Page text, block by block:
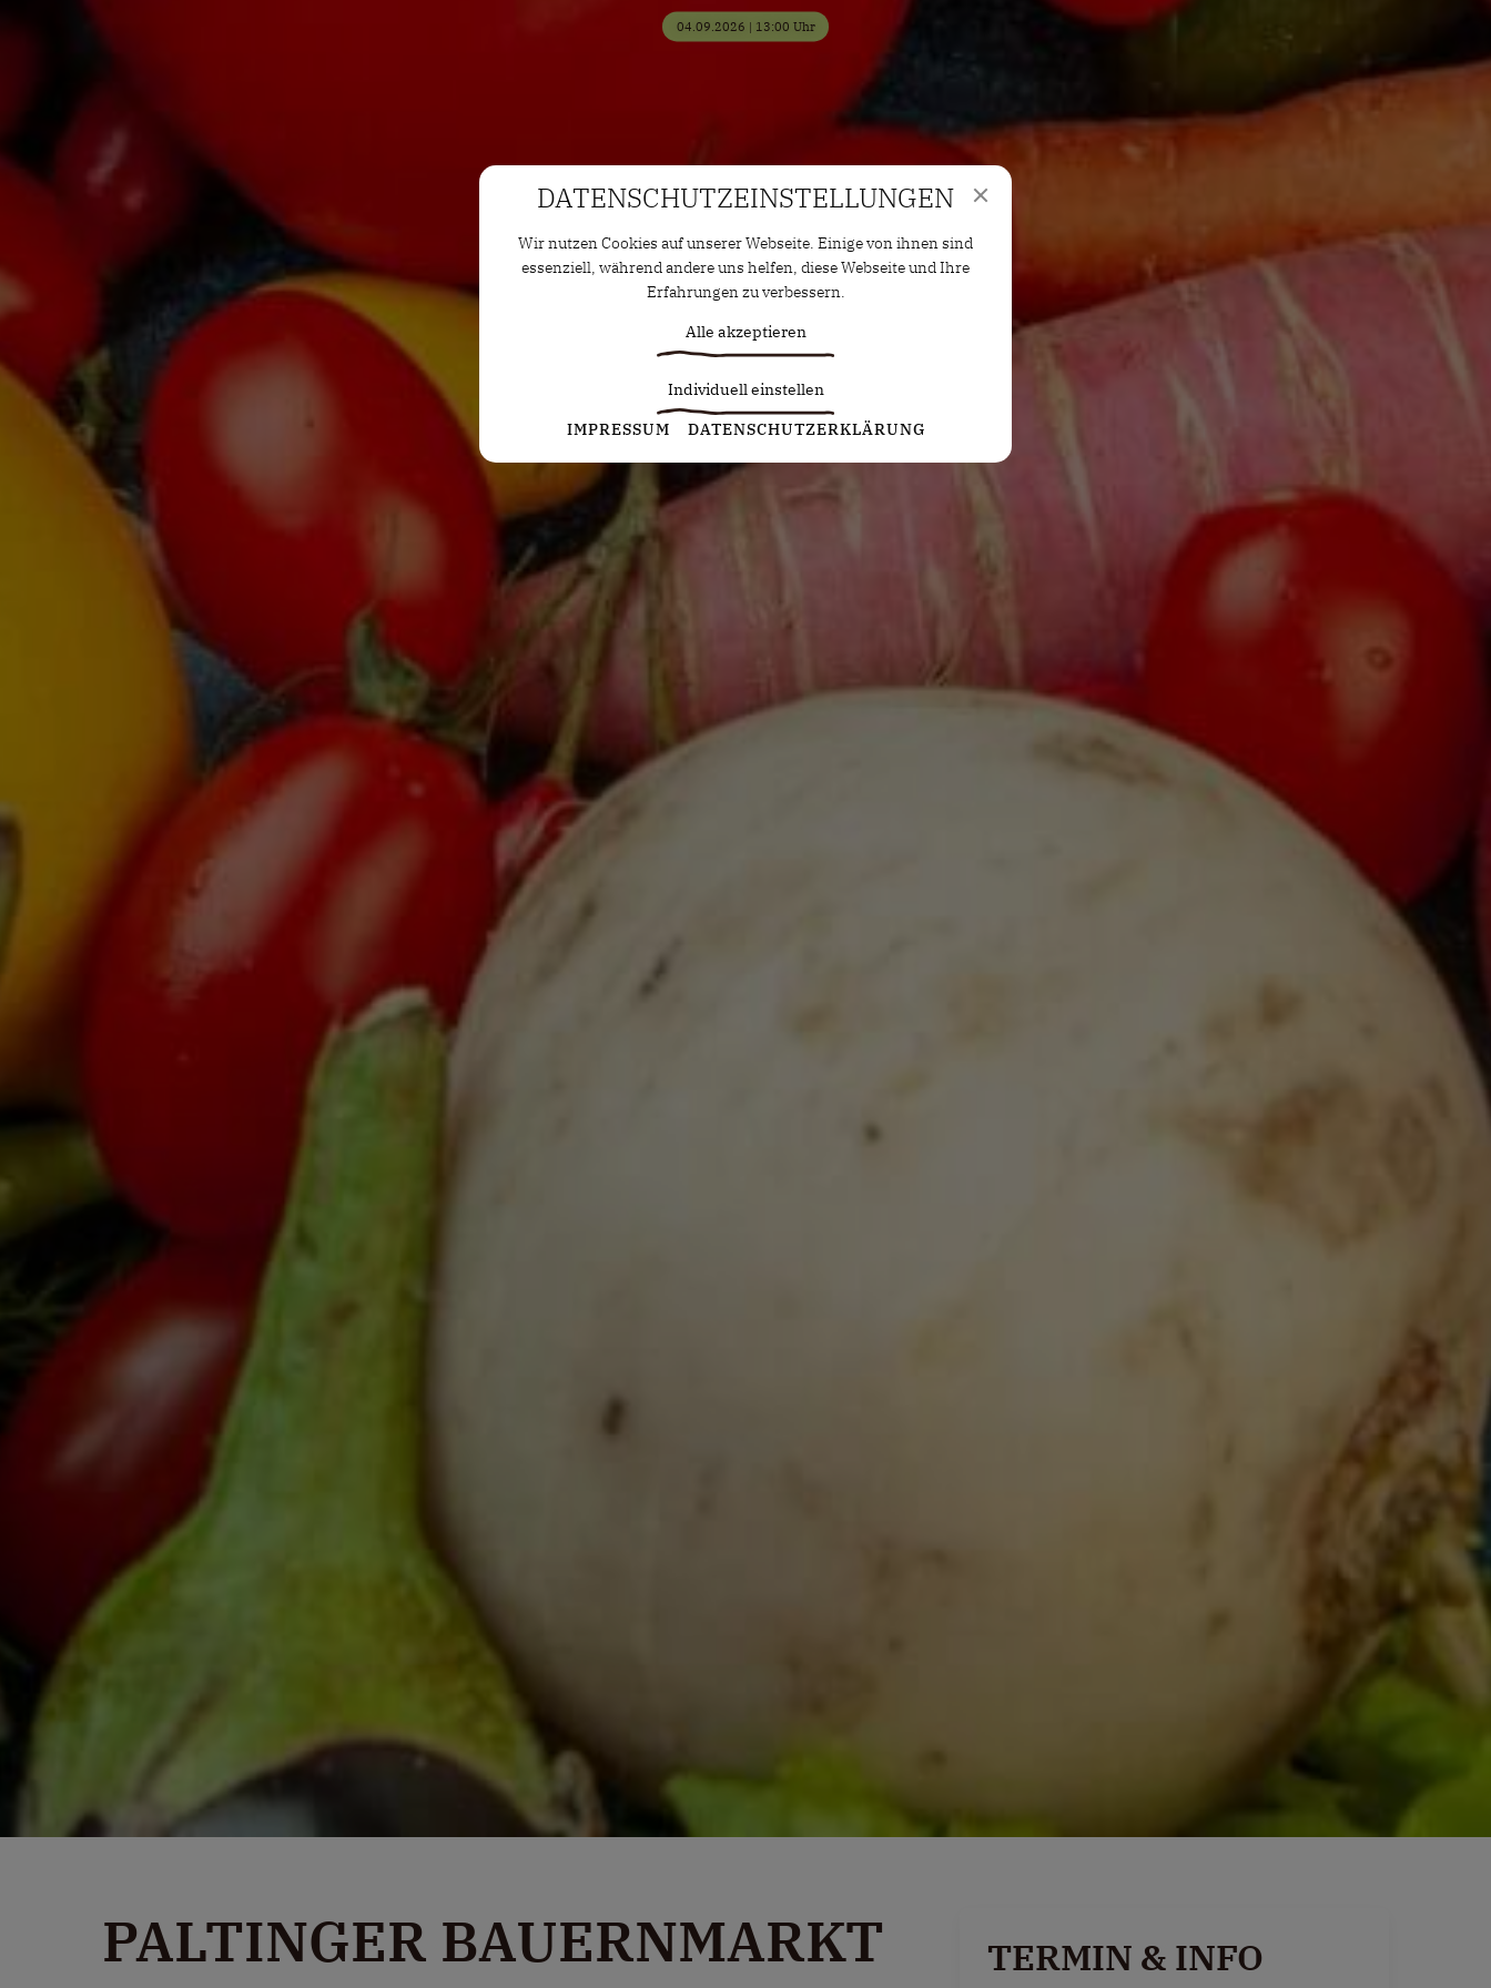
04.09.2026 | 13:00 Uhr
PALTINGER BAUERNMARKT TERMIN & INFO
DATENSCHUTZ­EINSTELLUNGEN
Wir nutzen Cookies auf unserer Webseite. Einige von ihnen sind
essenziell, während andere uns helfen, diese Webseite und Ihre
Erfahrungen zu verbessern.
Alle akzeptieren
Individuell einstellen
Statistiken
Diese Cookies erfassen anonyme Statistiken. Diese
Informationen helfen uns zu verstehen, wie wir unsere Website
noch weiter optimieren können.
Google Analytics
Marketing
verwendet, um personalisierte Werbung anzuzeigen. Sie tun
dies, indem sie Besucher über Websites hinweg verfolgen.
Externe Medien
Wenn Cookies von externen Medien akzeptiert werden, bedarf
der Zugriff auf externe Inhalte keiner manuellen Zustimmung
mehr.
IMPRESSUM DATENSCHUTZERKLÄRUNG